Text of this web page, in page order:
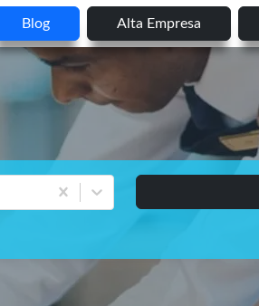
Blog Alta Empresa